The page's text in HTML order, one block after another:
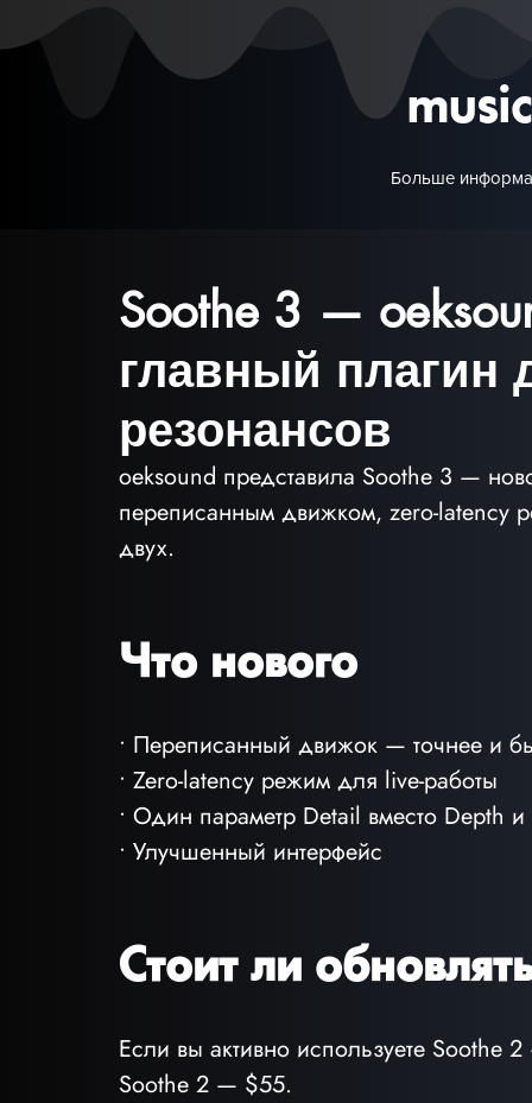
music
Больше
Soothe 3 —
главный плагин
резонансов
oeksound представила Soothe 3 —
переписанным движком, zero-latency
двух.
Что нового
• Переписанный движок — точнее и
• Zero-latency режим для live-работы
• Один параметр Detail вместо Depth и
• Улучшенный интерфейс
Стоит ли
Если вы активно используете
Soothe 2 — $55.